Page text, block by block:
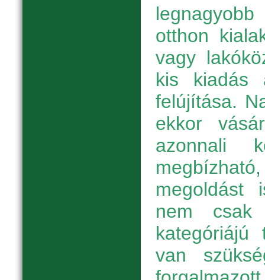
otthon
vagy
kis kiadás
felújítása.
ekkor
azonnali
megoldást
nem csak
kategóriájú
van